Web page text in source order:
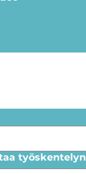
työskentelyn